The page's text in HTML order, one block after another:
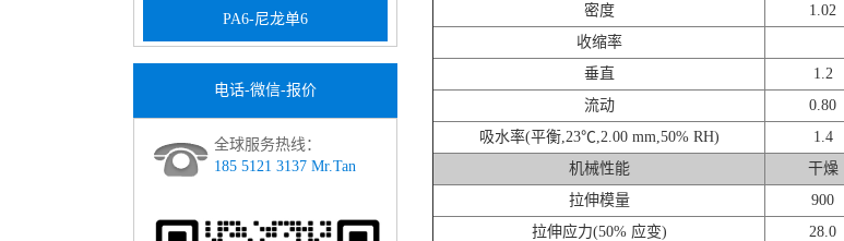
PA6-尼龙单6
电话-微信-报价
全球服务热线：
185 5121 3137 Mr.Tan
密度
1.02
收缩率
垂直 1.2
流动
0.80
吸水率(平衡,23℃,2.00 mm,50% RH)
1.4
机械性能
干燥
拉伸模量
900
拉伸应力(50% 应变)
28.0